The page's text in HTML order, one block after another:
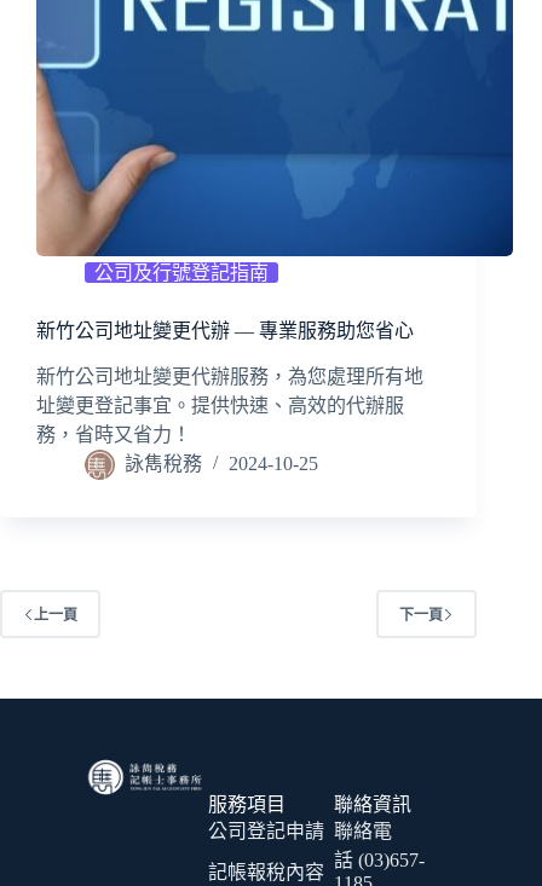
公司及行號登記指南
新竹公司地址變更代辦 — 專業服務助您省心
新竹公司地址變更代辦服務，為您處理所有地
址變更登記事宜。提供快速、高效的代辦服
務，省時又省力！
詠雋稅務
2024-10-25
上一頁 下一頁
服務項目
公司登記申請
記帳報稅內容
聯絡資訊
聯絡電
話 (03)657-